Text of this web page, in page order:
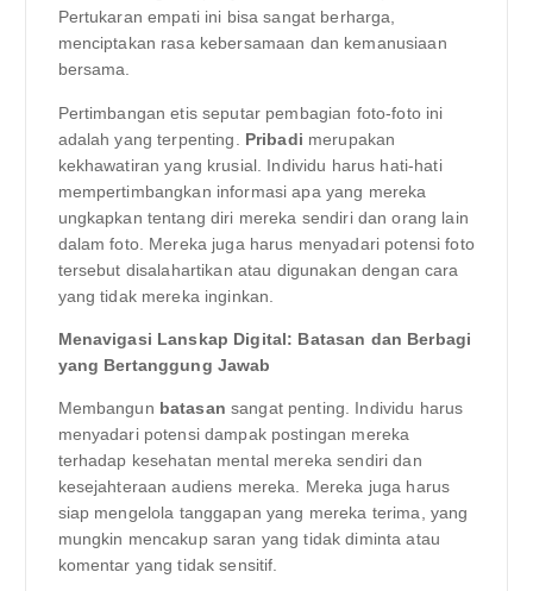
Pertukaran empati ini bisa sangat berharga,
menciptakan rasa kebersamaan dan kemanusiaan
bersama.
Pertimbangan etis seputar pembagian foto-foto ini
adalah yang terpenting. Pribadi merupakan
kekhawatiran yang krusial. Individu harus hati-hati
mempertimbangkan informasi apa yang mereka
ungkapkan tentang diri mereka sendiri dan orang lain
dalam foto. Mereka juga harus menyadari potensi foto
tersebut disalahartikan atau digunakan dengan cara
yang tidak mereka inginkan.
Menavigasi Lanskap Digital: Batasan dan Berbagi
yang Bertanggung Jawab
Membangun batasan sangat penting. Individu harus
menyadari potensi dampak postingan mereka
terhadap kesehatan mental mereka sendiri dan
kesejahteraan audiens mereka. Mereka juga harus
siap mengelola tanggapan yang mereka terima, yang
mungkin mencakup saran yang tidak diminta atau
komentar yang tidak sensitif.